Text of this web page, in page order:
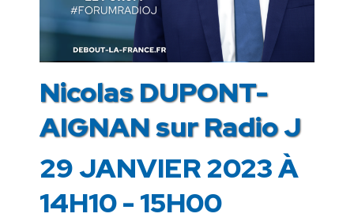
Nicolas DUPONT-
AIGNAN sur Radio J
29 JANVIER 2023 À
14H10- 15H00